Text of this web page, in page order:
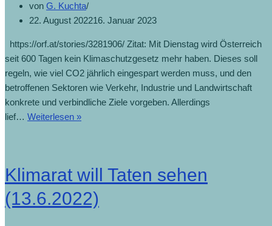
von G. Kuchta
22. August 202216. Januar 2023
https://orf.at/stories/3281906/ Zitat: Mit Dienstag wird Österreich
seit 600 Tagen kein Klimaschutzgesetz mehr haben. Dieses soll
regeln, wie viel CO2 jährlich eingespart werden muss, und den
betroffenen Sektoren wie Verkehr, Industrie und Landwirtschaft
konkrete und verbindliche Ziele vorgeben. Allerdings
lief… Weiterlesen »
Klimarat will Taten sehen
(13.6.2022)